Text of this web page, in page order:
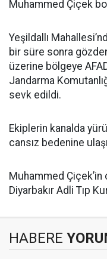
Muhammed Çiçek
Yeşildallı
bir süre sonra
üzerine bölgeye
Jandarma
sevk edildi.
Ekiplerin kanalda
cansız bedenine
Muhammed
Diyarbakır Adli Tıp
HABERE